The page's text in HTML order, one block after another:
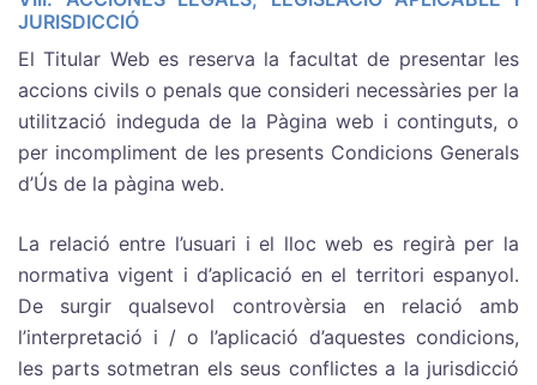
JURISDICCIÓ
El Titular Web es reserva la facultat de presentar les
accions civils o penals que consideri necessàries per la
utilització indeguda de la Pàgina web i continguts, o
per incompliment de les presents Condicions Generals
d’Ús de la pàgina web.
La relació entre l’usuari i el lloc web es regirà per la
normativa vigent i d’aplicació en el territori espanyol.
De surgir qualsevol controvèrsia en relació amb
l’interpretació i / o l’aplicació d’aquestes condicions,
les parts sotmetran els seus conflictes a la jurisdicció